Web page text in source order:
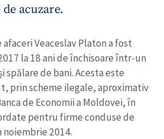
acuzare.
Veaceslav Platon a fost
la 18 ani de închisoare într-un
spălare de bani. Acesta este
prin scheme ilegale, aproximativ
de Economii a Moldovei, în
pentru firme conduse de
2014.